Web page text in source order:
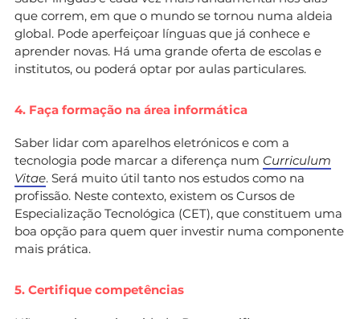
que correm, em que o mundo se tornou numa aldeia
global. Pode aperfeiçoar línguas que já conhece e
aprender novas. Há uma grande oferta de escolas e
institutos, ou poderá optar por aulas particulares.
4. Faça formação na área informática
Saber lidar com aparelhos eletrónicos e com a
tecnologia pode marcar a diferença num Curriculum
Vitae. Será muito útil tanto nos estudos como na
profissão. Neste contexto, existem os Cursos de
Especialização Tecnológica (CET), que constituem uma
boa opção para quem quer investir numa componente
mais prática.
5. Certifique competências